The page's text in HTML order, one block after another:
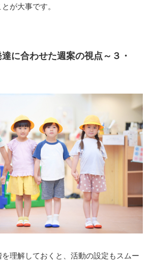
が大事です。
に合わせた週案の視点 ～３・
理解しておくと、活動の設定もスムー